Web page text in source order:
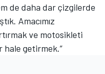
de daha dar çizgilerde
Amacımız
ve motosikleti
getirmek.”